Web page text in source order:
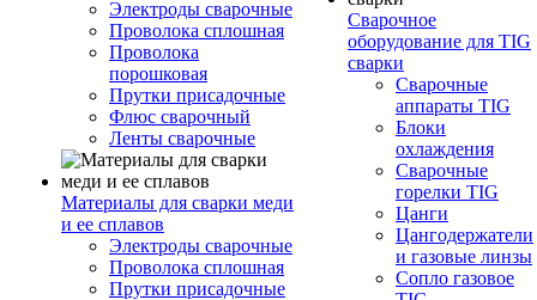
Электроды сварочные
Проволока сплошная
Проволока
порошковая
Прутки присадочные
Флюс сварочный
Ленты сварочные
Материалы для сварки меди
и ее сплавов
Электроды сварочные
Проволока сплошная
Прутки присадочные
Сварочное
оборудование для TIG
сварки
Сварочные
аппараты TIG
Блоки
охлаждения
Сварочные
горелки TIG
Цанги
Цангодержатели
и газовые линзы
Сопло газовое